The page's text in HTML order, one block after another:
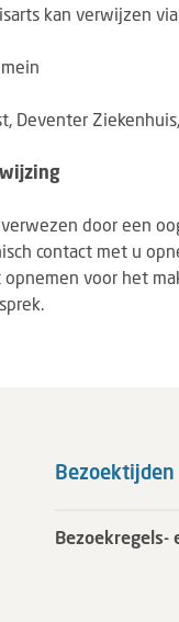
kan verwijzen
Deventer
door een
contact met u
opnemen voor het
Bezoektijden
Bezoekregels-